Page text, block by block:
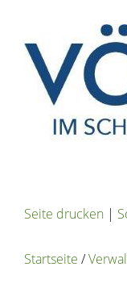
Seite drucken |
Startseite /